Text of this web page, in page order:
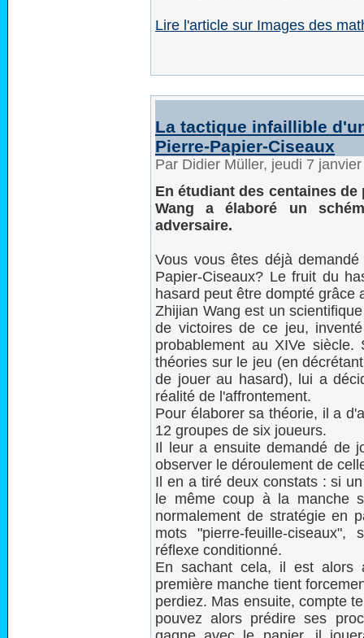
Lire l'article sur Images des
La tactique infaillible
Pierre-Papier-Ciseaux
Par Didier Müller, jeudi 7
En étudiant des centaines
Wang a élaboré un
adversaire.
Vous vous êtes déjà
Papier-Ciseaux? Le fruit du
hasard peut être dompté grâce
Zhijian Wang est un
de victoires de ce jeu,
probablement au XIVe
théories sur le jeu (en
de jouer au hasard), lui a
réalité de l'affrontement.
Pour élaborer sa théorie, il a
12 groupes de six joueurs.
Il leur a ensuite demandé de
observer le déroulement de
Il en a tiré deux constats : si
le même coup à la manche
normalement de stratégie en
mots "pierre-feuille-
réflexe conditionné.
En sachant cela, il est alors
première manche tient
perdiez. Mas ensuite, compte
pouvez alors prédire ses